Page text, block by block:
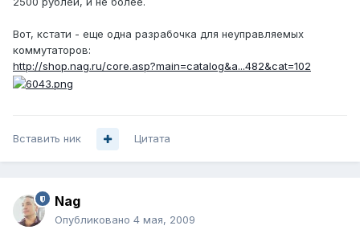
Вот, кстати - еще одна разрабочка для неуправляемых
коммутаторов:
http://shop.nag.ru/core.asp?main=catalog&a...482&cat=102
Вставить ник Цитата
Nag
Опубликовано 4 мая, 2009